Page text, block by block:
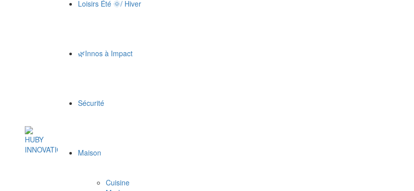
Loisirs Été 🌞/ Hiver
🌿Innos à Impact
Sécurité
Maison
Cuisine